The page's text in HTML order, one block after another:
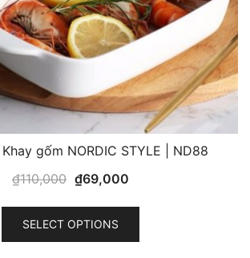
Khay gốm NORDIC STYLE | ND88
₫110,000 Original
was:
₫110,000.
₫69,000
₫69,000.
SELECT OPTIONS
This